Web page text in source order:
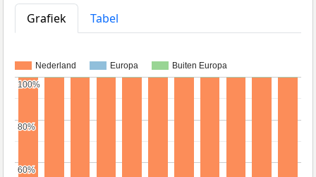
Grafiek
Tabel
Nederland Europa Buiten Europa
60%
60%
80%
80%
100%
100%